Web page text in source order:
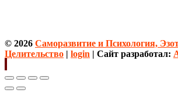
© 2026 Саморазвитие и Психология,
Целительство | login | Сайт разработал: